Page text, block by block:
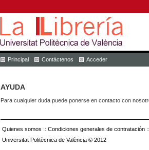
Principal Contáctenos Acceder
AYUDA
Para cualquier duda puede ponerse en contacto con
Quienes somos :: Condiciones generales de contratación ::
Universitat Politècnica de València © 2012